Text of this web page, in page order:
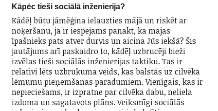
Kāpēc tieši sociālā inženierija?
Kādēļ būtu jāmēģina ielauzties mājā un riskēt ar
noķeršanu, ja ir iespējams panākt, ka mājas
īpašnieks pats atver durvis un aicina Jūs iekšā? Šis
jautājums arī paskaidro to, kādēļ uzbrucēji bieži
izvēlas tieši sociālās inženierijas taktiku. Tas ir
relatīvi lēts uzbrukuma veids, kas balstās uz cilvēka
lēmumu pieņemšanas paradumiem. Vienīgais, kas ir
nepieciešams, ir izpratne par cilvēka dabu, neliela
izdoma un sagatavots plāns. Veiksmīgi sociālās